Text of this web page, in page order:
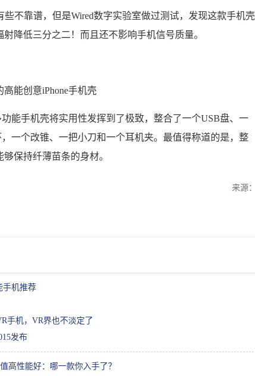
些不靠谱，但是Wired数字实验室做过测试，发现这款手机壳
降低三分之二！而且还不影响手机信号质量。
功能手机壳将实用性发挥到了极致，整合了一个USB盘、一
一个改锥、一把小刀和一个耳机夹。最值得称道的是，整
保持纤薄苗条的身材。
来源：
手机推荐
手机，VR界也不淡定了
发布
高性能好：哪一款你入手了？